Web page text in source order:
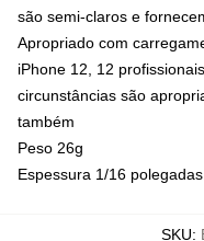
são semi-claros e
Apropriado com
iPhone 12, 12
circunstâncias são
também
Peso 26g
Espessura 1/16
SKU: